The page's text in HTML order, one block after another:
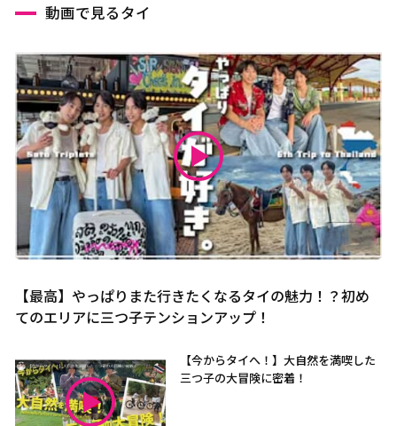
動画で見るタイ
【最高】やっぱりまた行きたくなるタイの魅力！？初め
てのエリアに三つ子テンションアップ！
【今からタイへ！】大自然を満喫した
三つ子の大冒険に密着！